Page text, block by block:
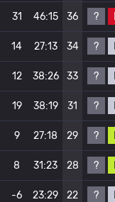
31 46:15 36 ?
14 27:13 34 ?
12 38:26 33 ?
19 38:19 31 ?
9 27:18 29 ?
8 31:23 28 ?
-6 23:29 22 ?